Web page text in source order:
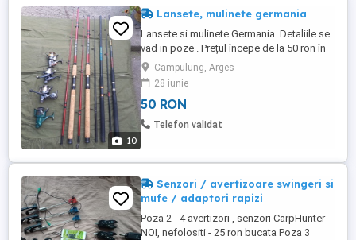
10
Lansete, mulinete germania
Lansete si mulinete Germania. Detaliile se
vad in poze . Prețul începe de la 50 ron în
funcție de lanseta sau mulineta Trimit în
tara transportul fiind achitat de
cumpărător
Campulung, Arges
28 iunie
50 RON
Telefon validat
Senzori / avertizoare swingeri si
mufe / adaptori rapizi
Poza 2 - 4 avertizori , senzori CarpHunter
NOI, nefolositi - 25 ron bucata Poza 3